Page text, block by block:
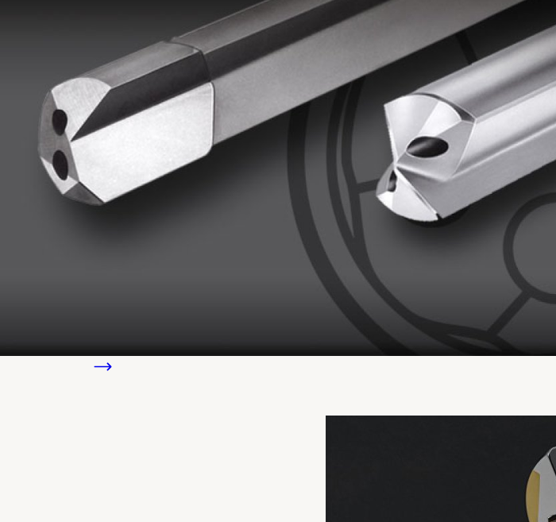
Produkter
Boteks systemer for dyphullboring
Botek bygger hele porteføljen rundt tre boresystemer. Valget styres av diameter,
har. Klikk deg inn på systemet som passer din oppgave.
Grunnmetoden for dype, presise hull. Single flute- og doble flute-gundrills